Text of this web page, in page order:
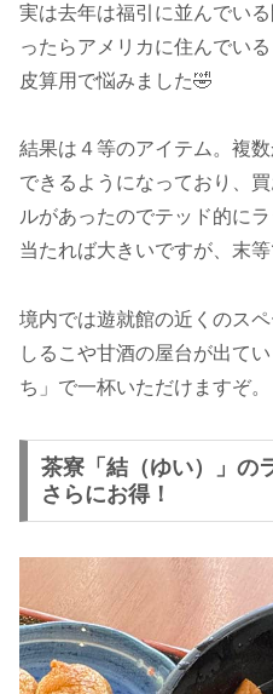
実は去年は福引に並んでい
ったらアメリカに住んでい
皮算用で悩みました🤣
結果は４等のアイテム。複
できるようになっており、
ルがあったのでテッド的に
当たれば大きいですが、末
境内では遊就館の近くのス
しるこや甘酒の屋台が出て
ち」で一杯いただけますぞ。
茶寮「結（ゆい）」の
さらにお得！